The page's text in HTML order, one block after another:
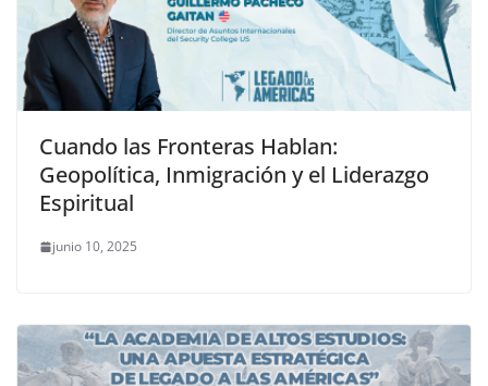
Cuando las Fronteras Hablan:
Geopolítica, Inmigración y el Liderazgo
Espiritual
junio 10, 2025